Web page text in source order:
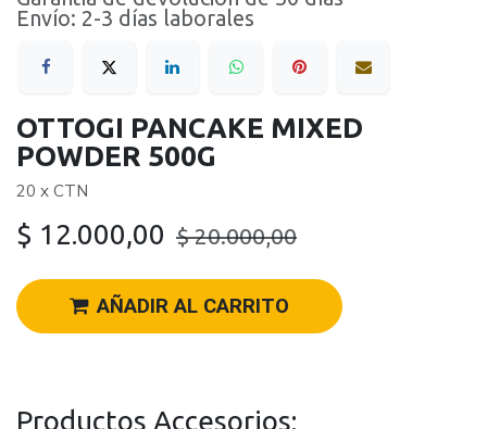
Envío: 2-3 días laborales
OTTOGI PANCAKE MIXED
POWDER 500G
20 x CTN
$ 12.000,00 $20.000,00
AÑADIR AL CARRITO
Productos Accesorios: